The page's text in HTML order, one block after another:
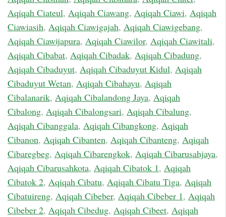
Aqiqah Ciateul, Aqiqah Ciawang, Aqiqah Ciawi, Aqiqah
Ciawiasih, Aqiqah Ciawigajah, Aqiqah Ciawigebang,
Aqiqah Ciawijapura, Aqiqah Ciawilor, Aqiqah Ciawitali,
Aqiqah Cibabat, Aqiqah Cibadak, Aqiqah Cibadung,
Aqiqah Cibaduyut, Aqiqah Cibaduyut Kidul, Aqiqah
Cibaduyut Wetan, Aqiqah Cibahayu, Aqiqah
Cibalanarik, Aqiqah Cibalandong Jaya, Aqiqah
Cibalong, Aqiqah Cibalongsari, Aqiqah Cibalung,
Aqiqah Cibanggala, Aqiqah Cibangkong, Aqiqah
Cibanon, Aqiqah Cibanten, Aqiqah Cibanteng, Aqiqah
Cibaregbeg, Aqiqah Cibarengkok, Aqiqah Cibarusahjaya,
Aqiqah Cibarusahkota, Aqiqah Cibatok 1, Aqiqah
Cibatok 2, Aqiqah Cibatu, Aqiqah Cibatu Tiga, Aqiqah
Cibatuireng, Aqiqah Cibeber, Aqiqah Cibeber 1, Aqiqah
Cibeber 2, Aqiqah Cibedug, Aqiqah Cibeet, Aqiqah